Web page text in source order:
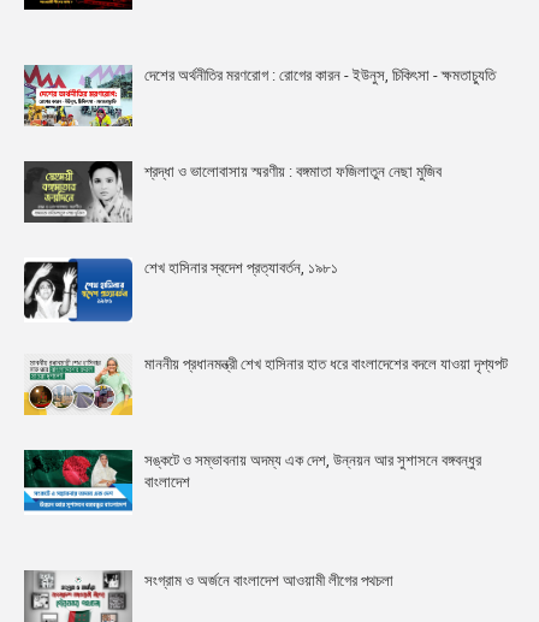
দেশের অর্থনীতির মরণরোগ : রোগের কারন - ইউনুস, চিকিৎসা - ক্ষমতাচ্যুতি
শ্রদ্ধা ও ভালোবাসায় স্মরণীয় : বঙ্গমাতা ফজিলাতুন নেছা মুজিব
শেখ হাসিনার স্বদেশ প্রত্যাবর্তন, ১৯৮১
মাননীয় প্রধানমন্ত্রী শেখ হাসিনার হাত ধরে বাংলাদেশের বদলে যাওয়া দৃশ্যপট
সঙ্কটে ও সম্ভাবনায় অদম্য এক দেশ, উন্নয়ন আর সুশাসনে বঙ্গবন্ধুর
বাংলাদেশ
সংগ্রাম ও অর্জনে বাংলাদেশ আওয়ামী লীগের পথচলা